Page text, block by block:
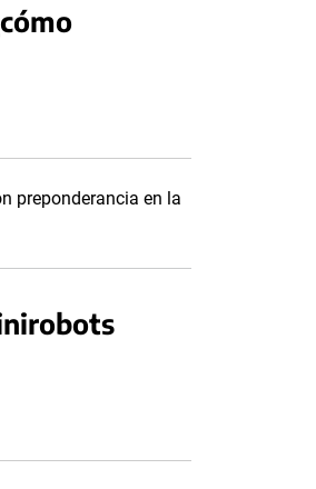
preponderancia en la